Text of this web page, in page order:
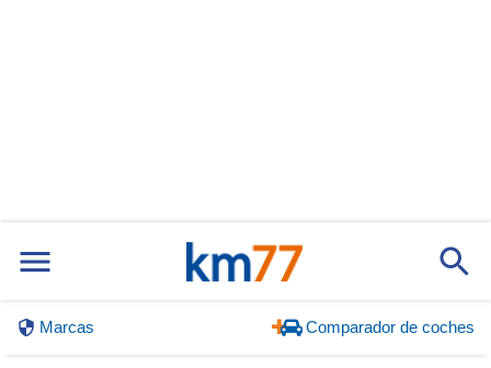
Marcas Comparador de coches